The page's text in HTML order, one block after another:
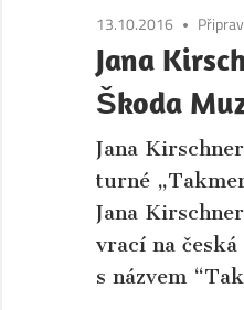
kultury
města
Mladá
Boleslav
a
okolí.
13.10.2016
Jana
Škoda
Jana
turné
Jana
vrací na
s názvem